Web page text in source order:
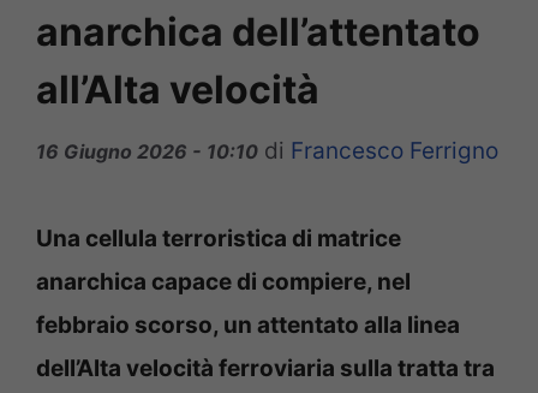
anarchica dell’attentato
all’Alta velocità
16 Giugno 2026 - 10:10 di Francesco Ferrigno
Una cellula terroristica di matrice
anarchica capace di compiere, nel
febbraio scorso, un attentato alla linea
dell’Alta velocità ferroviaria sulla tratta tra